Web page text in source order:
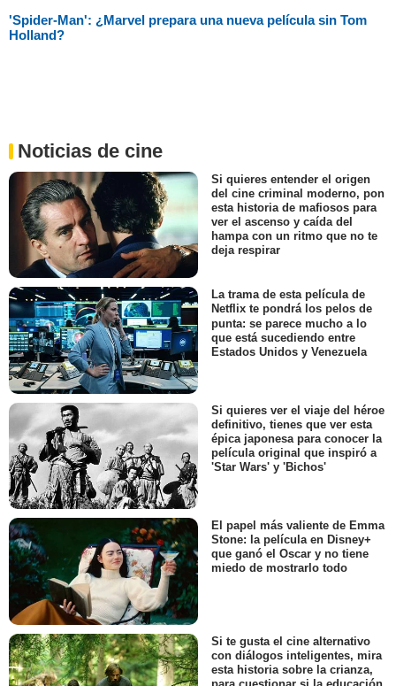
'Spider-Man': ¿Marvel prepara una nueva película sin Tom
Holland?
Noticias de cine
Si quieres entender el origen
del cine criminal moderno, pon
esta historia de mafiosos para
ver el ascenso y caída del
hampa con un ritmo que no te
deja respirar
La trama de esta película de
Netflix te pondrá los pelos de
punta: se parece mucho a lo
que está sucediendo entre
Estados Unidos y Venezuela
Si quieres ver el viaje del héroe
definitivo, tienes que ver esta
épica japonesa para conocer la
película original que inspiró a
'Star Wars' y 'Bichos'
El papel más valiente de Emma
Stone: la película en Disney+
que ganó el Oscar y no tiene
miedo de mostrarlo todo
Si te gusta el cine alternativo
con diálogos inteligentes, mira
esta historia sobre la crianza,